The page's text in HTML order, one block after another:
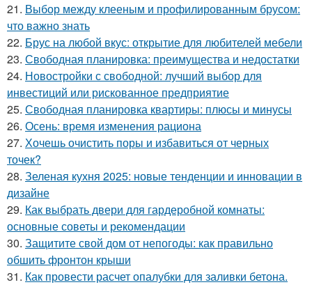
21. Выбор между клееным и профилированным брусом:
что важно знать
22. Брус на любой вкус: открытие для любителей мебели
23. Свободная планировка: преимущества и недостатки
24. Новостройки с свободной: лучший выбор для
инвестиций или рискованное предприятие
25. Свободная планировка квартиры: плюсы и минусы
26. Осень: время изменения рациона
27. Хочешь очистить поры и избавиться от черных
точек?
28. Зеленая кухня 2025: новые тенденции и инновации в
дизайне
29. Как выбрать двери для гардеробной комнаты:
основные советы и рекомендации
30. Защитите свой дом от непогоды: как правильно
обшить фронтон крыши
31. Как провести расчет опалубки для заливки бетона.